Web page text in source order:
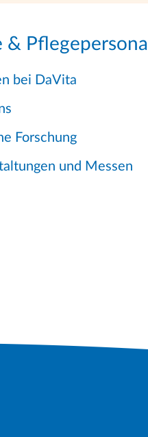
& Pflegepersonal
bei DaVita
Forschung
und Messen